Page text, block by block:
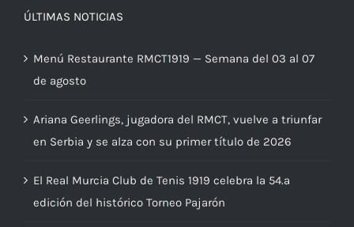
ÚLTIMAS NOTICIAS
Menú Restaurante RMCT1919 — Semana del 03 al 07
de agosto
Ariana Geerlings, jugadora del RMCT, vuelve a triunfar
en Serbia y se alza con su primer título de 2026
El Real Murcia Club de Tenis 1919 celebra la 54.ª
edición del histórico Torneo Pajarón